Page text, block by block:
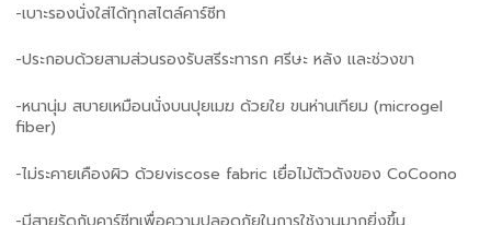
-เบาะรองนั่งใส่ได้ทุกสไตล์คาร์ซีท
-ประกอบด้วยสามส่วนรองรับสรีระทารก ศรีษะ หลัง เเละช่วงขา
-หนานุ่ม สบายเหมือนนั่งบนปุยเมฆ ด้วยใย ขนห่านเทียม (microgel
fiber)
-ไม่ระคายเคืองผิว ด้วยviscose fabric เยื่อไม้ตัวดังของ CoCoono